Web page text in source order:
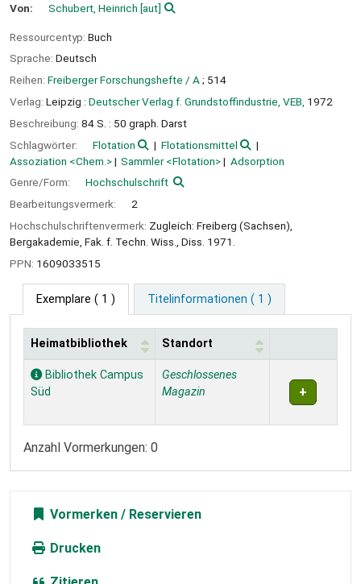
Von: Schubert, Heinrich [aut]
Ressourcentyp: Buch
Sprache: Deutsch
Reihen: Freiberger Forschungshefte / A ; 514
Verlag: Leipzig : Deutscher Verlag f. Grundstoffindustrie, VEB, 1972
Beschreibung: 84 S. : 50 graph. Darst
Schlagwörter:
Flotation
Flotationsmittel
Assoziation <Chem.>
Sammler <Flotation>
Adsorption
Genre/Form:
Hochschulschrift
Bearbeitungsvermerk:
2
Hochschulschriftenvermerk: Zugleich: Freiberg (Sachsen),
Bergakademie, Fak. f. Techn. Wiss., Diss. 1971.
PPN: 1609033515
Exemplare ( 1 ) Titelinformationen ( 1 )
Exemplare
Heimatbibliothek Standort
Bibliothek Campus
Süd
Geschlossenes
Magazin
Anzahl Vormerkungen: 0
Vormerken
Drucken